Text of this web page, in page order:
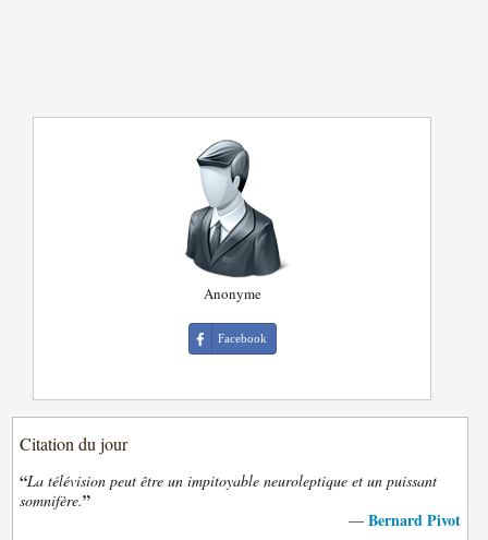
Anonyme
Facebook
Citation du jour
“La télévision peut être un impitoyable neuroleptique et un puissant
somnifère.”
— Bernard Pivot